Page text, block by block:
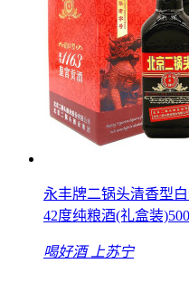
永丰牌二锅头清香型
42度纯粮酒(礼盒装
喝好酒 上苏宁